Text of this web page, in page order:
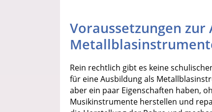
Voraussetzungen zur
Rein rechtlich gibt es keine
für eine Ausbildung als
aber ein paar Eigenschaften haben,
Musikinstrumente herstellen und